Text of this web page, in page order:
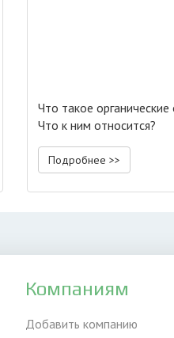
Что такое
Что к ним относится?
Подробнее >>
Компаниям
Добавить компанию